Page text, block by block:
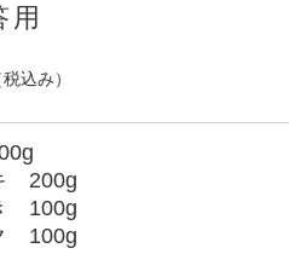
用
込み）
200g
100g
100g